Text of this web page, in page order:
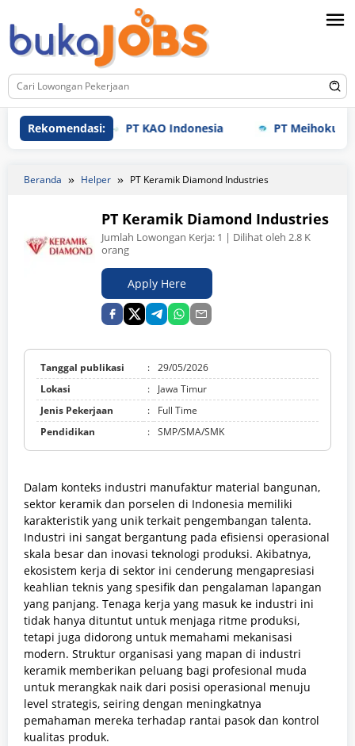
ke
konten
Rekomendasi:PT KAO Indonesia PT Meihoku
Beranda Helper PT Keramik Diamond Industries
PT Keramik Diamond Industries
Jumlah Lowongan Kerja: 1 | Dilihat oleh 2.8 K
orang
Apply Here
Tanggal publikasi : 29/05/2026
Lokasi
:
Jawa Timur
Jenis Pekerjaan
:
Full Time
Pendidikan
: SMP/SMA/SMK
Dalam konteks industri manufaktur material bangunan,
sektor keramik dan porselen di Indonesia memiliki
karakteristik yang unik terkait pengembangan talenta.
Industri ini sangat bergantung pada efisiensi operasional
skala besar dan inovasi teknologi produksi. Akibatnya,
ekosistem kerja di sektor ini cenderung mengapresiasi
keahlian teknis yang spesifik dan pengalaman lapangan
yang panjang. Tenaga kerja yang masuk ke industri ini
tidak hanya dituntut untuk menjaga ritme produksi,
tetapi juga didorong untuk memahami mekanisasi
modern. Struktur organisasi yang mapan di industri
keramik memberikan peluang bagi profesional muda
untuk merangkak naik dari posisi operasional menuju
level strategis, seiring dengan meningkatnya
pemahaman mereka terhadap rantai pasok dan kontrol
kualitas produk.